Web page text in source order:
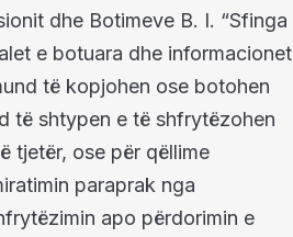
dhe Botimeve B. I. “Sfinga
e botuara dhe informacionet
të kopjohen ose botohen
të shtypen e të shfrytëzohen
tjetër, ose për qëllime
paraprak nga
apo përdorimin e